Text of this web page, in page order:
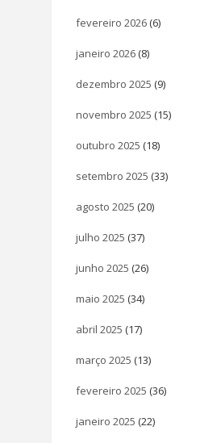
fevereiro 2026 (6)
janeiro 2026 (8)
dezembro 2025 (9)
novembro 2025 (15)
outubro 2025 (18)
setembro 2025 (33)
agosto 2025 (20)
julho 2025 (37)
junho 2025 (26)
maio 2025 (34)
abril 2025 (17)
março 2025 (13)
fevereiro 2025 (36)
janeiro 2025 (22)